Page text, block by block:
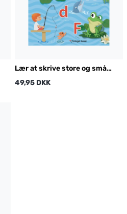
Lær at skrive store og små
bogstaver
49,95 DKK